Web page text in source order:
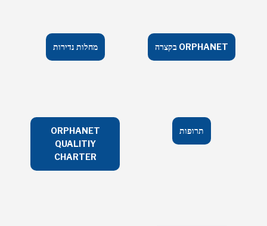
ORPHANET בקצרה מחלות נדירות
תרופות
ORPHANET
QUALITIY
CHARTER